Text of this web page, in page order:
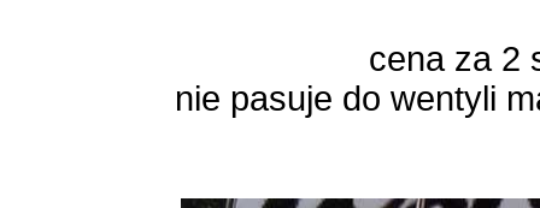
cena za 2
nie pasuje do wentyli